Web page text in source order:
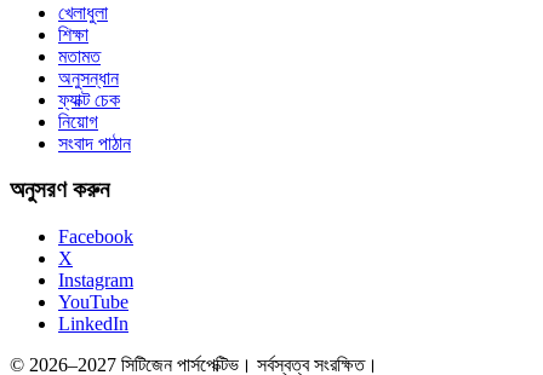
খেলাধুলা
শিক্ষা
মতামত
অনুসন্ধান
ফ্যাক্ট চেক
নিয়োগ
সংবাদ পাঠান
অনুসরণ করুন
Facebook
X
Instagram
YouTube
LinkedIn
© 2026–2027 সিটিজেন পার্সপেক্টিভ। সর্বস্বত্ব সংরক্ষিত।